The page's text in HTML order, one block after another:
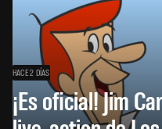
HACE 2 DÍAS
¡Es oficial! Jim